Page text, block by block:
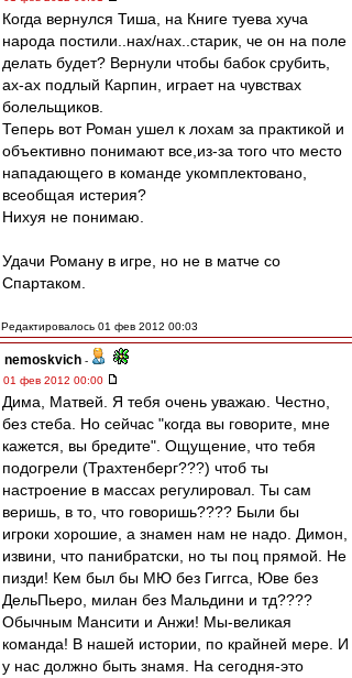
Когда вернулся Тиша, на Книге туева хуча
народа постили..нах/нах..старик, че он на поле
делать будет? Вернули чтобы бабок срубить,
ах-ах подлый Карпин, играет на чувствах
болельщиков.
Теперь вот Роман ушел к лохам за практикой и
объективно понимают все,из-за того что место
нападающего в команде укомплектовано,
всеобщая истерия?
Нихуя не понимаю.
Удачи Роману в игре, но не в матче со
Спартаком.
Редактировалось 01 фев 2012 00:03
nemoskvich -
01 фев 2012 00:00
Дима, Матвей. Я тебя очень уважаю. Честно,
без стеба. Но сейчас "когда вы говорите, мне
кажется, вы бредите". Ощущение, что тебя
подогрели (Трахтенберг???) чтоб ты
настроение в массах регулировал. Ты сам
веришь, в то, что говоришь???? Были бы
игроки хорошие, а знамен нам не надо. Димон,
извини, что панибратски, но ты поц прямой. Не
пизди! Кем был бы МЮ без Гиггса, Юве без
ДельПьеро, милан без Мальдини и тд????
Обычным Мансити и Анжи! Мы-великая
команда! В нашей истории, по крайней мере. И
у нас должно быть знамя. На сегодня-это